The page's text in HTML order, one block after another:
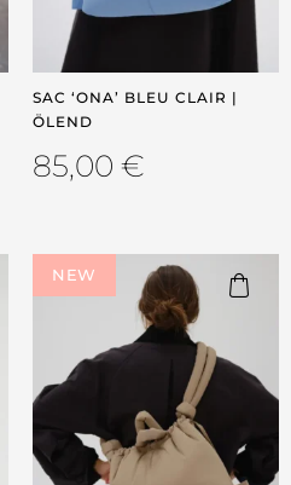
SAC ‘ONA’ BLEU CLAIR |
ÖLEND
85,00 €
NEW